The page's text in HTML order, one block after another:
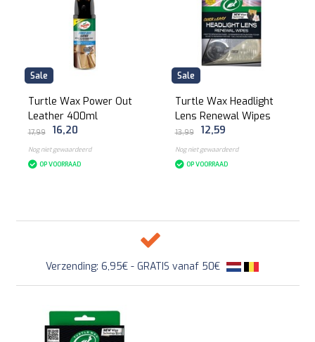
Sale
Turtle Wax Power Out
Leather 400ml
17,99 16,20
Nog niet gewaardeerd
OP VOORRAAD
Sale
Turtle Wax Headlight
Lens Renewal Wipes
13,99 12,59
Nog niet gewaardeerd
OP VOORRAAD
Verzending: 6,95€ - GRATIS vanaf 50€